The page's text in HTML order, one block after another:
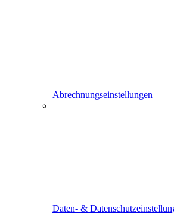
Abrechnungseinstellungen
Daten- &